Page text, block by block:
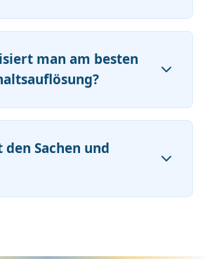
man am besten
Sachen und